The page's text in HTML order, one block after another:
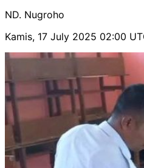
ND. Nugroho
Kamis, 17 July 2025 02:00